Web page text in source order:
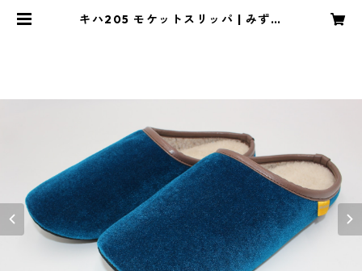
キハ205 モケットスリッパ | みずり